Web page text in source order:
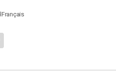
Français